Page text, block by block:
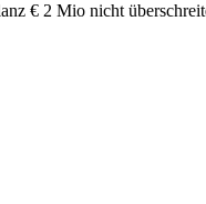
€ 2 Mio nicht